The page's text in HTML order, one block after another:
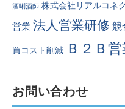
酒唎酒師 株式会社リアルコネ
営業 法人営業研修 競
買コスト削減 Ｂ２Ｂ
お問い合わせ